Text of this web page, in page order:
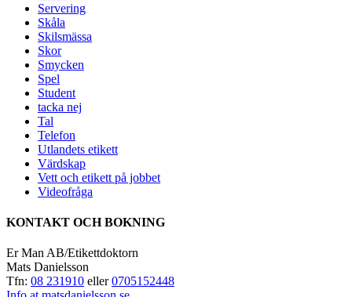
Servering
Skåla
Skilsmässa
Skor
Smycken
Spel
Student
tacka nej
Tal
Telefon
Utlandets etikett
Värdskap
Vett och etikett på jobbet
Videofråga
KONTAKT OCH BOKNING
Er Man AB/Etikettdoktorn
Mats Danielsson
Tfn: 08 231910 eller0705152448